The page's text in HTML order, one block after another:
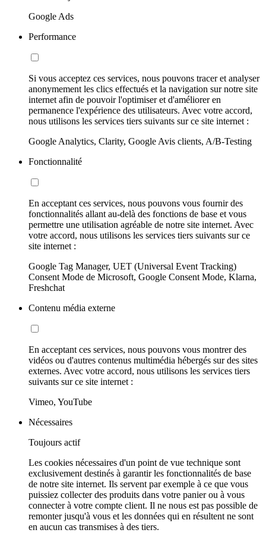
Google Ads
Performance
Si vous acceptez ces services, nous pouvons tracer et analyser
anonymement les clics effectués et la navigation sur notre site
internet afin de pouvoir l'optimiser et d'améliorer en
permanence l'expérience des utilisateurs. Avec votre accord,
nous utilisons les services tiers suivants sur ce site internet :
Google Analytics, Clarity, Google Avis clients, A/B-Testing
Fonctionnalité
En acceptant ces services, nous pouvons vous fournir des
fonctionnalités allant au-delà des fonctions de base et vous
permettre une utilisation agréable de notre site internet. Avec
votre accord, nous utilisons les services tiers suivants sur ce
site internet :
Google Tag Manager, UET (Universal Event Tracking)
Consent Mode de Microsoft, Google Consent Mode, Klarna,
Freshchat
Contenu média externe
En acceptant ces services, nous pouvons vous montrer des
vidéos ou d'autres contenus multimédia hébergés sur des sites
externes. Avec votre accord, nous utilisons les services tiers
suivants sur ce site internet :
Vimeo, YouTube
Nécessaires
Toujours actif
Les cookies nécessaires d'un point de vue technique sont
exclusivement destinés à garantir les fonctionnalités de base
de notre site internet. Ils servent par exemple à ce que vous
puissiez collecter des produits dans votre panier ou à vous
connecter à votre compte client. Il ne nous est pas possible de
remonter jusqu'à vous et les données qui en résultent ne sont
en aucun cas transmises à des tiers.